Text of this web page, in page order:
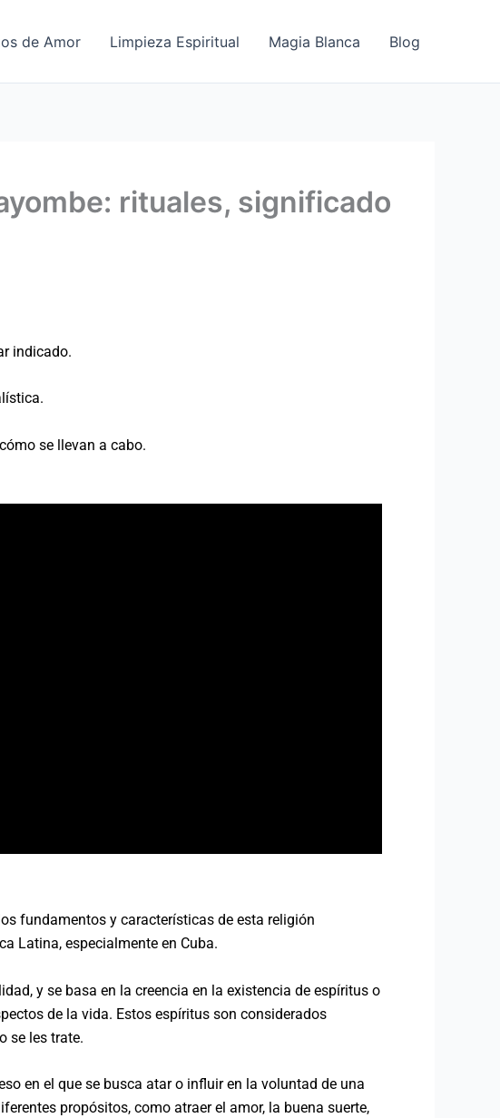
de Amor Limpieza Espiritual Magia Blanca Blog
rituales, significado
indicado.
se llevan a cabo.
fundamentos y características de esta religión
Latina, especialmente en Cuba.
y se basa en la creencia en la existencia de espíritus o
de la vida. Estos espíritus son considerados
se les trate.
en el que se busca atar o influir en la voluntad de una
propósitos, como atraer el amor, la buena suerte,